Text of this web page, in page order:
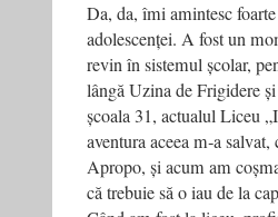
Da, da, îmi amintesc
adolescenței. A fost un
revin în sistemul școlar,
lângă Uzina de Frigidere
școala 31, actualul Liceu
aventura aceea m‑a
Apropo, și acum am
că trebuie să o iau de la